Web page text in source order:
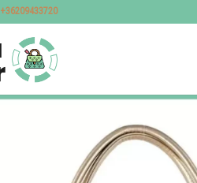
+36209433720